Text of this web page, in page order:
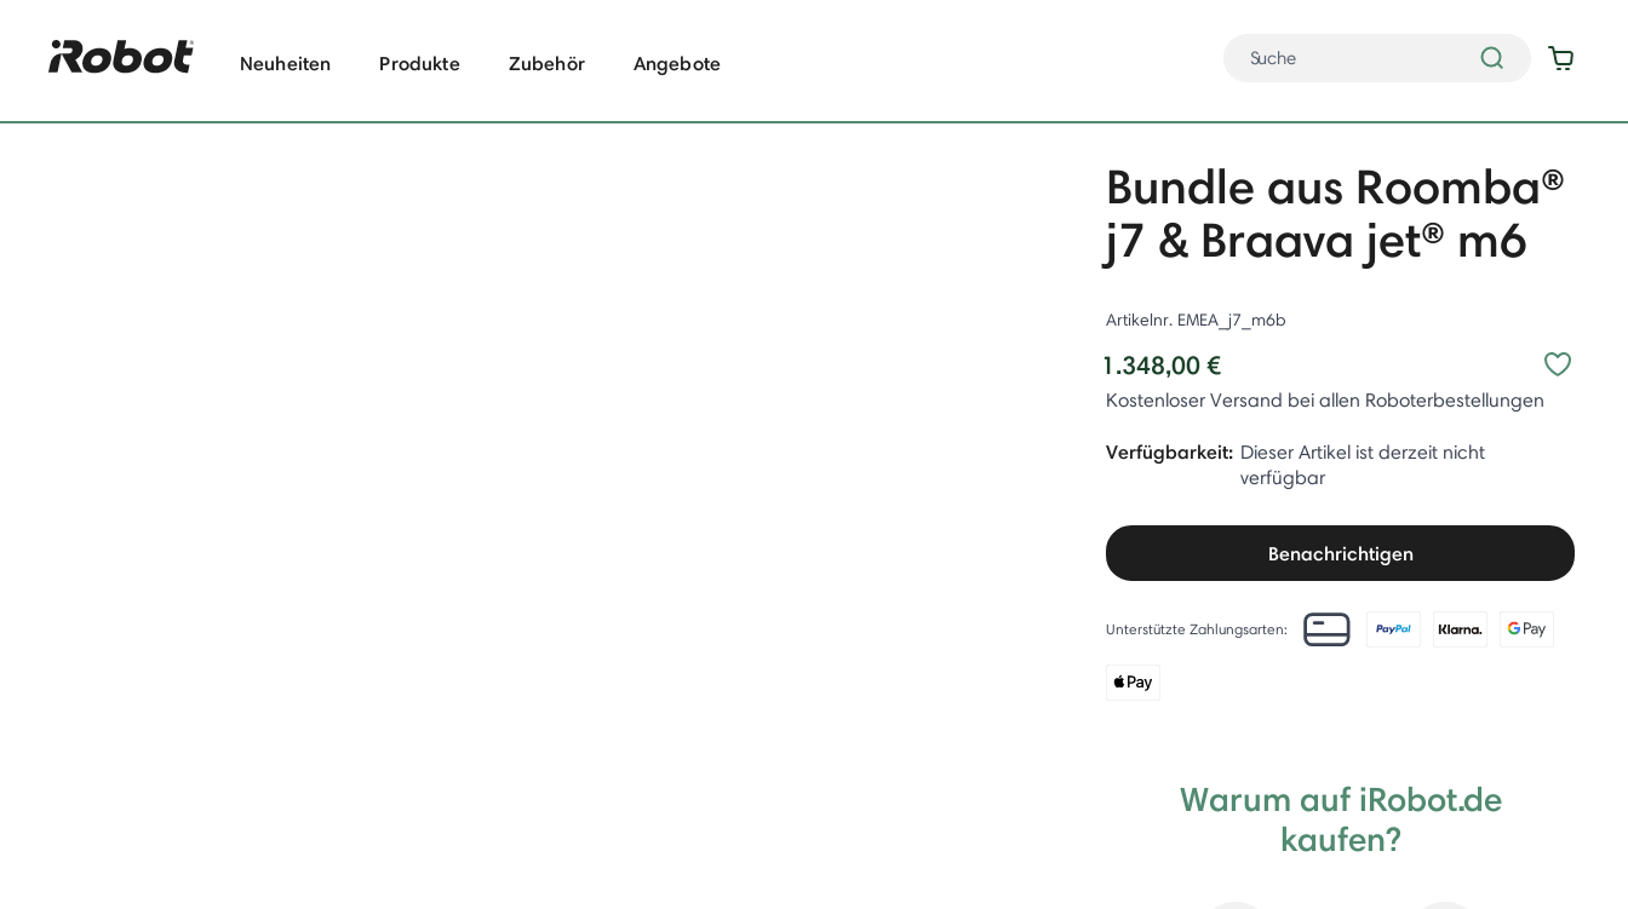
Neuheiten Produkte Zubehör Angebote
Bundle aus Roomba®
j7 & Braava jet® m6
Artikelnr. EMEA_j7_m6b
1.348,00 €
Kostenloser Versand bei allen Roboterbestellungen
Verfügbarkeit: Dieser Artikel ist derzeit nicht
verfügbar
Benachrichtigen
Unterstützte Zahlungsarten:
Warum auf iRobot.de
kaufen?